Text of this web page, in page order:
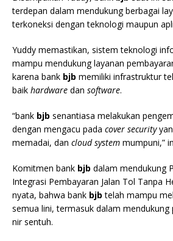
terdepan dalam mendukung berbagai
terkoneksi dengan teknologi maupun
Yuddy memastikan, sistem teknologi
mampu mendukung layanan
karena bank bjb memiliki infrastruktur
baik hardware dan software.
“bank bjb senantiasa melakukan
dengan mengacu pada cover security
memadai, dan cloud system mumpuni,”
Komitmen bank bjb dalam mendukung
Integrasi Pembayaran Jalan Tol Tanpa
nyata, bahwa bank bjb telah mampu
semua lini, termasuk dalam
nir sentuh.